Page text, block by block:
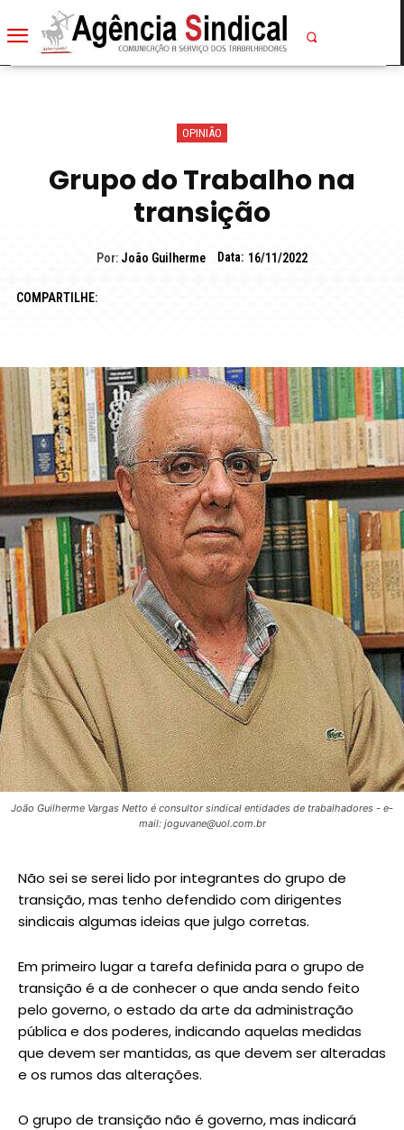
OPINIÃO
Grupo do Trabalho na
transição
Por: João Guilherme Data: 16/11/2022
COMPARTILHE:
João Guilherme Vargas Netto é consultor sindical entidades de trabalhadores - e-
mail: joguvane@uol.com.br
Não sei se serei lido por integrantes do grupo de
transição, mas tenho defendido com dirigentes
sindicais algumas ideias que julgo corretas.
Em primeiro lugar a tarefa definida para o grupo de
transição é a de conhecer o que anda sendo feito
pelo governo, o estado da arte da administração
pública e dos poderes, indicando aquelas medidas
que devem ser mantidas, as que devem ser alteradas
e os rumos das alterações.
O grupo de transição não é governo, mas indicará